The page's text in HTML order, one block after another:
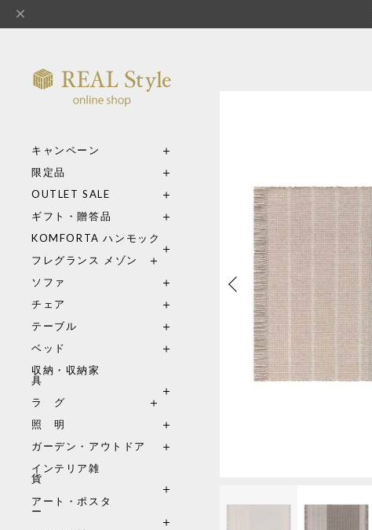
キャンペーン
限定品
OUTLET SALE
ギフト・贈答品
KOMFORTA ハンモック
フレグランス メゾン
ソファ
チェア
テーブル
ベッド
収納・収納家
具
ラ グ
照 明
ガーデン・アウトドア
インテリア雑
貨
アート・ポスタ
ー